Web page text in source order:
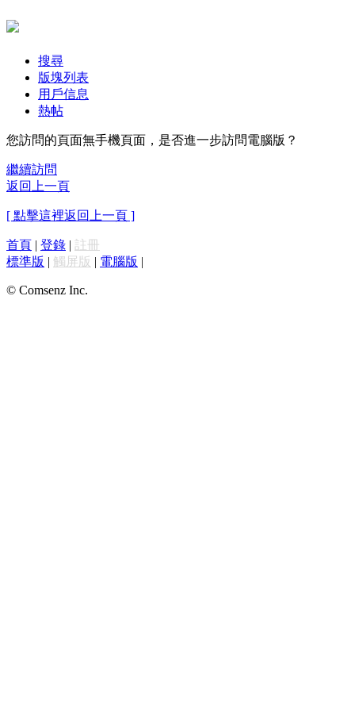
搜尋
版塊列表
用戶信息
熱帖
您訪問的頁面無手機頁面，是否進一步訪問電腦版？
繼續訪問
返回上一頁
[ 點擊這裡返回上一頁 ]
首頁 | 登錄 | 註冊
標準版 | 觸屏版 | 電腦版 |
© Comsenz Inc.